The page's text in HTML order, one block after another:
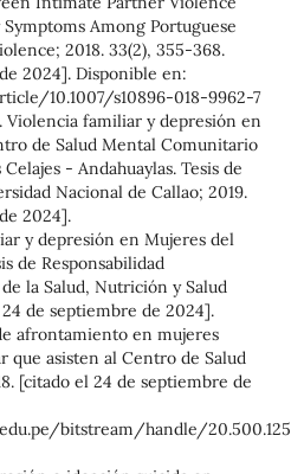
Among Portuguese
2018. 33(2), 355-368.
2024]. Disponible en:
10.1007/s10896-018-9962-7
Violencia familiar y depresión en
de Salud Mental Comunitario
- Andahuaylas. Tesis de
Nacional de Callao; 2019.
2024].
y depresión en Mujeres del
de Responsabilidad
la Salud, Nutrición y Salud
de septiembre de 2024].
afrontamiento en mujeres
que asisten al Centro de Salud
[citado el 24 de septiembre de
bitstream/handle/